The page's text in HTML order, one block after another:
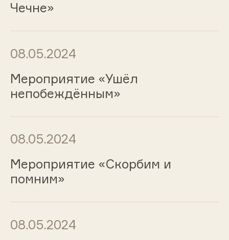
Чечне»
08.05.2024
Мероприятие «Ушёл
непобеждённым»
08.05.2024
Мероприятие «Скорбим и
помним»
08.05.2024